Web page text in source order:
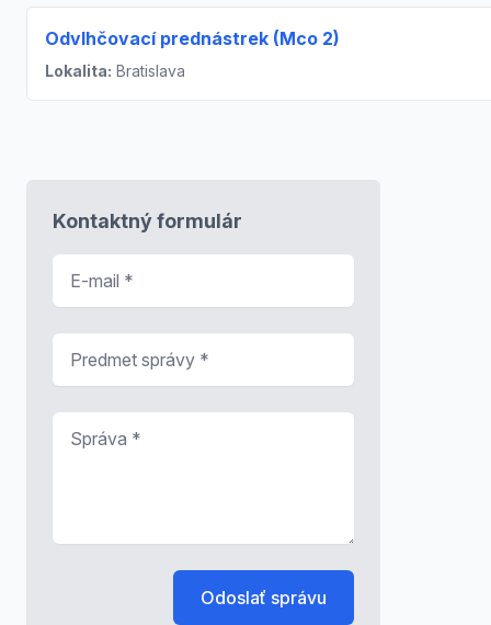
Odvlhčovací prednástrek (Mco 2)
Lokalita: Bratislava
Kontaktný formulár
Odoslať správu